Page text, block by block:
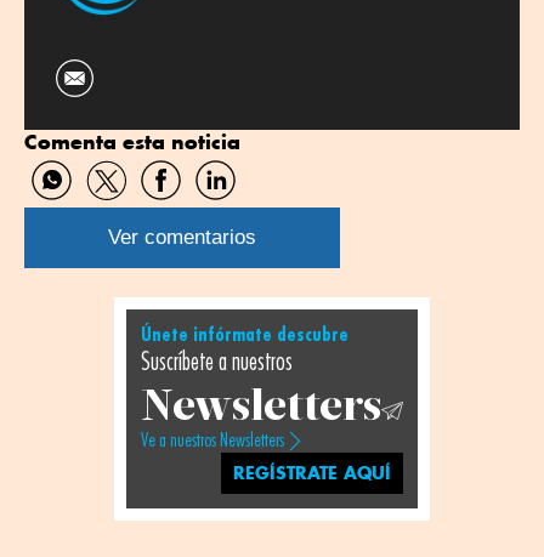
Comenta esta noticia
Compartir
por
WhatsApp
Compartir
por
Twitter
Compartir
por
Facebook
Compartir
por
Linkedin
Ver comentarios
Únete infórmate descubre
Suscríbete a nuestros
Newsletters
Ve a nuestros Newsletters
REGÍSTRATE AQUÍ